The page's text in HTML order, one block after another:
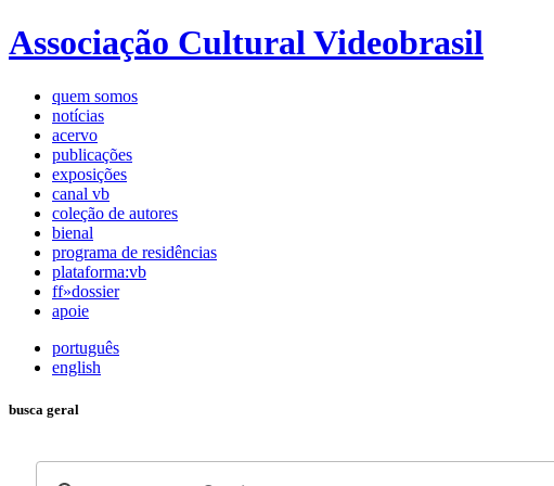
Associação Cultural Videobrasil
quem somos
notícias
acervo
publicações
exposições
canal vb
coleção de autores
bienal
programa de residências
plataforma:vb
ff»dossier
apoie
português
english
busca geral